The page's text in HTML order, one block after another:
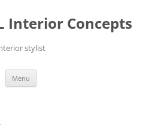
Interior Concepts
stylist
Menu